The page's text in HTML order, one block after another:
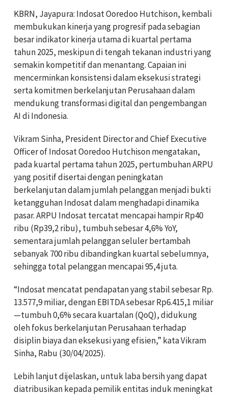
KBRN, Jayapura: Indosat Ooredoo Hutchison, kembali
membukukan kinerja yang progresif pada sebagian
besar indikator kinerja utama di kuartal pertama
tahun 2025, meskipun di tengah tekanan industri yang
semakin kompetitif dan menantang. Capaian ini
mencerminkan konsistensi dalam eksekusi strategi
serta komitmen berkelanjutan Perusahaan dalam
mendukung transformasi digital dan pengembangan
AI di Indonesia.
Vikram Sinha, President Director and Chief Executive
Officer of Indosat Ooredoo Hutchison mengatakan,
pada kuartal pertama tahun 2025, pertumbuhan ARPU
yang positif disertai dengan peningkatan
berkelanjutan dalam jumlah pelanggan menjadi bukti
ketangguhan Indosat dalam menghadapi dinamika
pasar. ARPU Indosat tercatat mencapai hampir Rp40
ribu (Rp39,2 ribu), tumbuh sebesar 4,6% YoY,
sementara jumlah pelanggan seluler bertambah
sebanyak 700 ribu dibandingkan kuartal sebelumnya,
sehingga total pelanggan mencapai 95,4 juta.
“Indosat mencatat pendapatan yang stabil sebesar Rp.
13.577,9 miliar, dengan EBITDA sebesar Rp6.415,1 miliar
—tumbuh 0,6% secara kuartalan (QoQ), didukung
oleh fokus berkelanjutan Perusahaan terhadap
disiplin biaya dan eksekusi yang efisien,” kata Vikram
Sinha, Rabu (30/04/2025).
Lebih lanjut dijelaskan, untuk laba bersih yang dapat
diatribusikan kepada pemilik entitas induk meningkat